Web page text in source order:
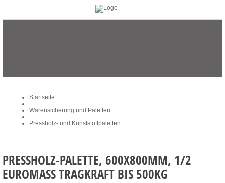
Startseite
Warensicherung und Paletten
Pressholz- und Kunststoffpaletten
PRESSHOLZ-PALETTE, 600X800MM, 1/2
EUROMASS TRAGKRAFT BIS 500KG